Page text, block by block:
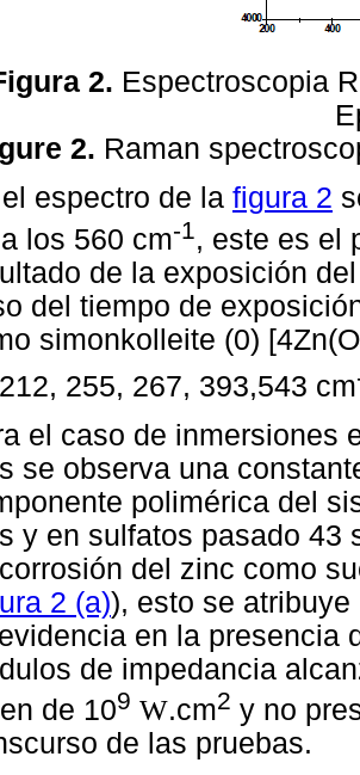
2. Espectroscopia
2. Raman
espectro de la figura 2
los 560 cm-1 , este es el
de la exposición
del tiempo de
simonkolleite (0)
255, 267, 393,543 cm
el caso de inmersiones
se observa una
polimérica del
y en sulfatos pasado 43
del zinc como
2 (a)), esto se
en la presencia
de impedancia
de 109 W.cm2 y no
de las pruebas.